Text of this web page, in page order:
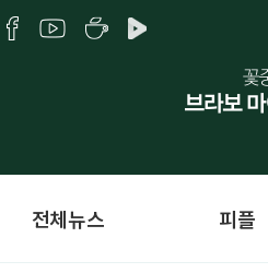
전체뉴스 피플